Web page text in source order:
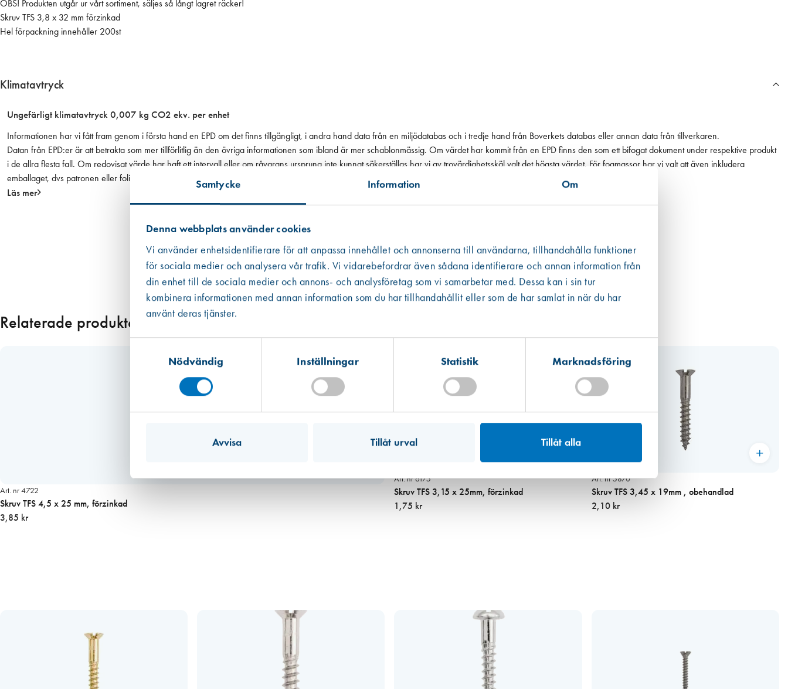
Samtycke Information Om
Denna webbplats använder cookies
Vi använder enhetsidentifierare för att anpassa innehållet och annonserna till användarna, tillhandahålla funktioner
för sociala medier och analysera vår trafik. Vi vidarebefordrar även sådana identifierare och annan information från
din enhet till de sociala medier och annons- och analysföretag som vi samarbetar med. Dessa kan i sin tur
kombinera informationen med annan information som du har tillhandahållit eller som de har samlat in när du har
använt deras tjänster.
Nödvändig
Inställningar Statistik Marknadsföring
Avvisa Tillåt urval Tillåt alla
m
m
,
z
m
ä
g
d
Klimatavtryck
Ungefärligt klimatavtryck 0,007 kg CO2 ekv. per enhet
Informationen har vi fått fram genom i första hand en EPD om det finns tillgängligt, i andra hand data från en miljödatabas och i tredje hand från Boverkets databas eller annan data från tillverkaren.
Datan från EPD:er är att betrakta som mer tillförlitlig än den övriga informationen som ibland är mer schablonmässig. Om värdet har kommit från en EPD finns den som ett bifogat dokument under respektive produkt
i de allra flesta fall. Om redovisat värde har haft ett intervall eller om råvarans ursprung inte kunnat säkerställas har vi av trovärdighetsskäl valt det högsta värdet. För fogmassor har vi valt att även inkludera
emballaget, dvs patronen eller foliepåsen.
Läs mer
OBS! Produkten utgår ur vårt sortiment, säljes så långt lagret räcker!
Skruv TFS 3,8 x 32 mm förzinkad
Hel förpackning innehåller 200st
Relaterade produkter
Art. nr 4722
Skruv TFS 4,5 x 25 mm, förzinkad
3,85 kr
Art. nr 6175
Skruv TFS 3,15 x 25mm, förzinkad
1,75 kr
Art. nr 5870
Skruv TFS 3,45 x 19mm , obehandlad
2,10 kr
Västberga
Slut i lager
Hitta hit
Hitta hit
Mullsjö (lager)
Finns i lager (119 st)
Hitta hit